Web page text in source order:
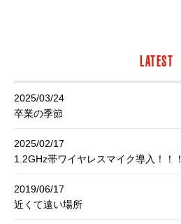
LATEST
2025/03/24
卒業の季節
2025/02/17
1.2GHz帯ワイヤレスマイク導入！！！
2019/06/17
近くて遠い場所